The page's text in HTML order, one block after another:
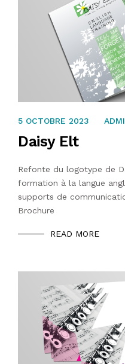
31 JUILLET 2023
5 OCTOBRE 2023
Daisy Elt
Refonte du logotype de
formation à la langue
supports de
Brochure
READ MORE